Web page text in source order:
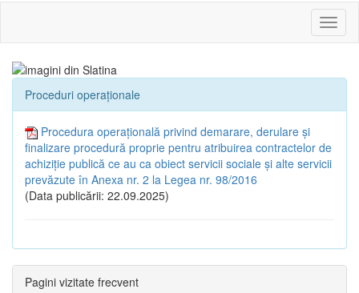
sau
Proceduri operaționale
Procedura operațională privind demarare, derulare și
finalizare procedură proprie pentru atribuirea contractelor de
achiziție publică ce au ca obiect servicii sociale și alte servicii
prevăzute în Anexa nr. 2 la Legea nr. 98/2016
(Data publicării: 22.09.2025)
Pagini vizitate frecvent